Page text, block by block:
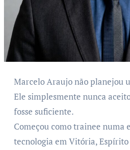
Marcelo Araujo não planejou uma grande carreira.
Ele simplesmente nunca
fosse suficiente.
Começou como trainee numa
tecnologia em Vitória, Espírito